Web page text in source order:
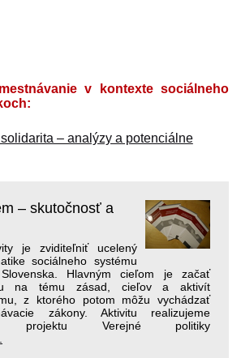
v kontexte sociálneho
solidarita – analýzy a potenciálne
– skutočnosť a
je zviditeľniť ucelený
sociálneho systému
Hlavným cieľom je začať
na tému zásad, cieľov a aktivít
z ktorého potom môžu vychádzať
zákony. Aktivitu realizujeme
projektu Verejné politiky